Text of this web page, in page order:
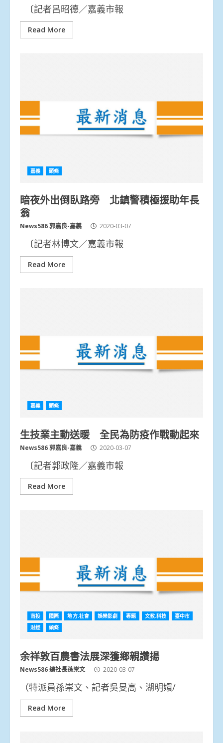
〔記者呂昭德／嘉義市報
Read More
嘉義 頭條
暗夜外出倒臥路旁 北鎮警積極援助年長
翁
News586 郭嘉良-嘉義 2020-03-07
〔記者林博文／嘉義市報
Read More
嘉義 頭條
生技業主動送暖 全民為防疫作戰動起來
News586 郭嘉良-嘉義 2020-03-07
〔記者郭政隆／嘉義市報
Read More
南投 國際 地方.社會 娛樂影劇 專題 文教.科技
臺中市
財經
頭條
余祥敦百農書法展深獲鄉親讚揚
News586 總社長孫崇文 2020-03-07
（特派員孫崇文、記者吳旻高、湖明嬛/
Read More